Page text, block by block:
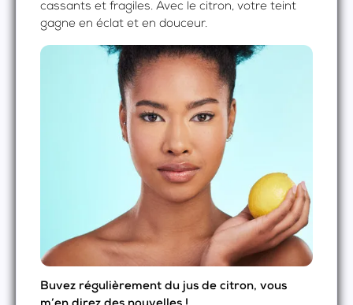
cassants et fragiles. Avec le citron, votre teint
gagne en éclat et en douceur.
Buvez régulièrement du jus de citron, vous